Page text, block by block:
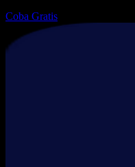
Coba Gratis